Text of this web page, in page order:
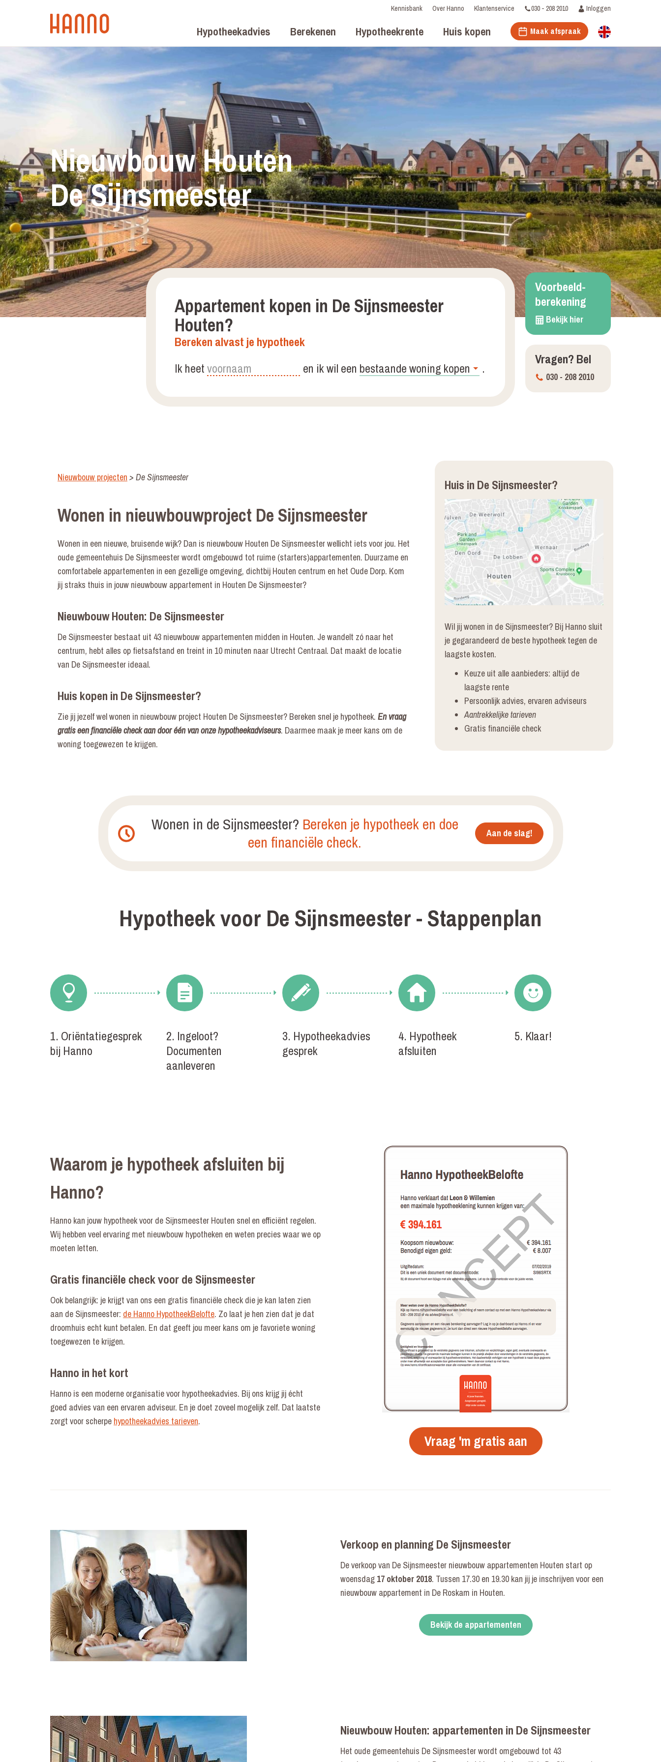
Kennisbank Over Hanno Klantenservice 030 - 208 2010 Inloggen
Hypotheekadvies Berekenen Hypotheekrente Huis kopen Maak afspraak
Nieuwbouw Houten
De Sijnsmeester
Appartement kopen in De Sijnsmeester
Houten?
Bereken alvast je hypotheek
Ik heet
en ik wil een .
Voorbeeld­
berekening
Bekijk hier
Vragen? Bel
030 - 208 2010
Nieuwbouw projecten > De Sijnsmeester
Wonen in nieuwbouwproject De Sijnsmeester
Wonen in een nieuwe, bruisende wijk? Dan is nieuwbouw Houten De Sijnsmeester wellicht iets voor jou. Het
oude gemeentehuis De Sijnsmeester wordt omgebouwd tot ruime (starters)appartementen. Duurzame en
comfortabele appartementen in een gezellige omgeving, dichtbij Houten centrum en het Oude Dorp. Kom
jij straks thuis in jouw nieuwbouw appartement in Houten De Sijnsmeester?
Nieuwbouw Houten: De Sijnsmeester
De Sijnsmeester bestaat uit 43 nieuwbouw appartementen midden in Houten. Je wandelt zó naar het
centrum, hebt alles op fietsafstand en treint in 10 minuten naar Utrecht Centraal. Dat maakt de locatie
van De Sijnsmeester ideaal.
Huis kopen in De Sijnsmeester?
Zie jij jezelf wel wonen in nieuwbouw project Houten De Sijnsmeester? Bereken snel je hypotheek. En vraag
gratis een financiële check aan door één van onze hypotheekadviseurs. Daarmee maak je meer kans om de
woning toegewezen te krijgen.
Huis in De Sijnsmeester?
Wil jij wonen in de Sijnsmeester? Bij Hanno sluit
je gegarandeerd de beste hypotheek tegen de
laagste kosten.
Keuze uit alle aanbieders: altijd de
laagste rente
Persoonlijk advies, ervaren adviseurs
Aantrekkelijke tarieven
Gratis financiële check
Wonen in de Sijnsmeester? Bereken je hypotheek en doe
een financiële check.
Aan de slag!
Hypotheek voor De Sijnsmeester - Stappenplan
1. Oriëntatiegesprek
bij Hanno
2. Ingeloot?
Documenten
aanleveren
3. Hypotheekadvies
gesprek
4. Hypotheek
afsluiten
5. Klaar!
Waarom je hypotheek afsluiten bij
Hanno?
Hanno kan jouw hypotheek voor de Sijnsmeester Houten snel en efficiënt regelen.
Wij hebben veel ervaring met nieuwbouw hypotheken en weten precies waar we op
moeten letten.
Gratis financiële check voor de Sijnsmeester
Ook belangrijk: je krijgt van ons een gratis financiële check die je kan laten zien
aan de Sijnsmeester: de Hanno HypotheekBelofte. Zo laat je hen zien dat je dat
droomhuis echt kunt betalen. En dat geeft jou meer kans om je favoriete woning
toegewezen te krijgen.
Hanno in het kort
Hanno is een moderne organisatie voor hypotheekadvies. Bij ons krijg jij écht
goed advies van een ervaren adviseur. En je doet zoveel mogelijk zelf. Dat laatste
zorgt voor scherpe hypotheekadvies tarieven.
Vraag 'm gratis aan
Verkoop en planning De Sijnsmeester
De verkoop van De Sijnsmeester nieuwbouw appartementen Houten start op
woensdag 17 oktober 2018. Tussen 17.30 en 19.30 kan jij je inschrijven voor een
nieuwbouw appartement in De Roskam in Houten.
Bekijk de appartementen
Nieuwbouw Houten: appartementen in De Sijnsmeester
Het oude gemeentehuis De Sijnsmeester wordt omgebouwd tot 43